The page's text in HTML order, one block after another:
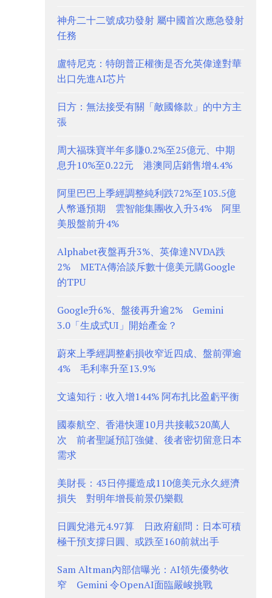
神舟二十二號成功發射 屬中國首次應急發射
任務
盧特尼克：特朗普正權衡是否允英偉達對華
出口先進AI芯片
日方：無法接受有關「敵國條款」的中方主
張
周大福珠寶半年多賺0.2%至25億元、中期
息升10%至0.22元 港澳同店銷售增4.4%
阿里巴巴上季經調整純利跌72%至103.5億
人幣遜預期 雲智能集團收入升34% 阿里
美股盤前升4%
Alphabet夜盤再升3%、英偉達NVDA跌
2% META傳洽談斥數十億美元購Google
的TPU
Google升6%、盤後再升逾2% Gemini
3.0「生成式UI」開始產金？
蔚來上季經調整虧損收窄近四成、盤前彈逾
4% 毛利率升至13.9%
文遠知行：收入增144% 阿布扎比盈虧平衡
國泰航空、香港快運10月共接載320萬人
次 前者聖誕預訂強健、後者密切留意日本
需求
美財長：43日停擺造成110億美元永久經濟
損失 對明年增長前景仍樂觀
日圓兌港元4.97算 日政府顧問：日本可積
極干預支撐日圓、或跌至160前就出手
Sam Altman內部信曝光：AI領先優勢收
窄 Gemini 令OpenAI面臨嚴峻挑戰